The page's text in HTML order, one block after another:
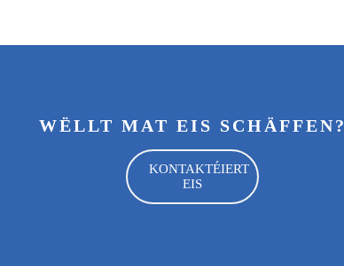
WËLLT MAT EIS SCHÄFFEN?
KONTAKTÉIERT
EIS